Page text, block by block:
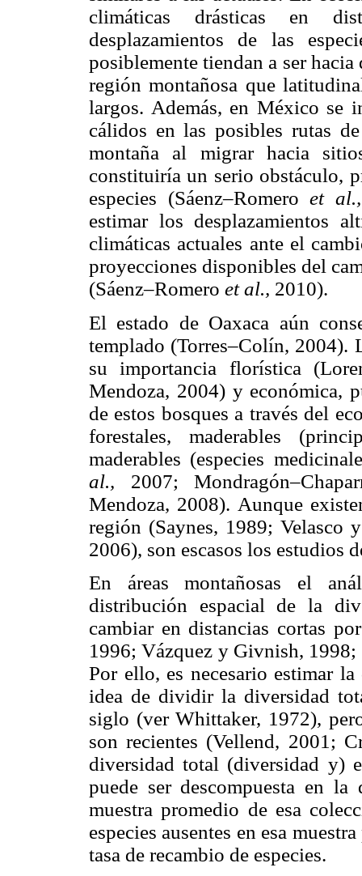
climáticas drásticas en
desplazamientos de las
posiblemente tiendan a ser
región montañosa que
largos. Además, en México se
cálidos en las posibles rutas
montaña al migrar hacia
constituiría un serio obstáculo,
especies (Sáenz–Romeroet
estimar los desplazamientos
climáticas actuales ante el
proyecciones disponibles del
(Sáenz–Romero et al., 2010).
El estado de Oaxaca aún
templado (Torres–Colín, 2004).
su importancia florística
Mendoza, 2004) y económica,
de estos bosques a través del
forestales, maderables
maderables (especies
al., 2007;
Mendoza, 2008). Aunque
región (Saynes, 1989; Velasco
2006), son escasos los estudios
En áreas montañosas el
distribución espacial de la
cambiar en distancias cortas
1996; Vázquez y Givnish,
Por ello, es necesario estimar
idea de dividir la diversidad
siglo (ver Whittaker, 1972),
son recientes (Vellend, 2001;
diversidad total (diversidad y)
puede ser descompuesta en la
muestra promedio de esa
especies ausentes en esa
tasa de recambio de especies.